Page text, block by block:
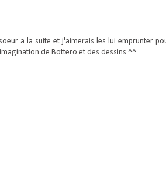
a la suite et j'aimerais les lui emprunter
de Bottero et des dessins ^^